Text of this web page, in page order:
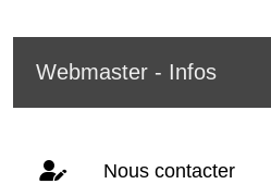
Webmaster - Infos
Nous contacter